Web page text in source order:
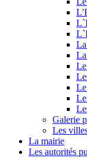
Galerie
Les
La mairie
Les autorités